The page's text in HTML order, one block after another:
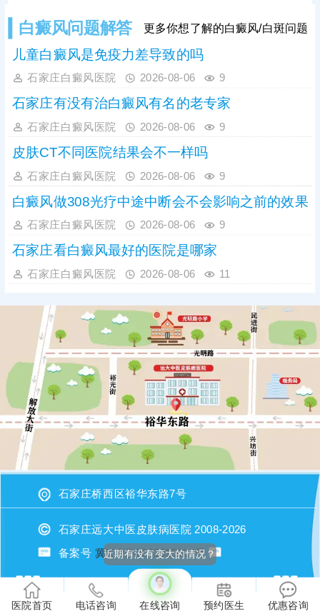
白癜风问题解答 更多你想了解的白癜风/白斑问题
儿童白癜风是免疫力差导致的吗
石家庄白癜风医院 2026-08-06 9
石家庄有没有治白癜风有名的老专家
石家庄白癜风医院 2026-08-06 9
皮肤CT不同医院结果会不一样吗
石家庄白癜风医院 2026-08-06 9
白癜风做308光疗中途中断会不会影响之前的效果
石家庄白癜风医院 2026-08-06 9
石家庄看白癜风最好的医院是哪家
石家庄白癜风医院 2026-08-06 11
石家庄桥西区裕华东路7号
石家庄远大中医皮肤病医院 2008-2026
备案号 冀ICP备2023015620号
医院首页 电话咨询 在线咨询
近期有没有变大的情况？
预约医生 优惠咨询